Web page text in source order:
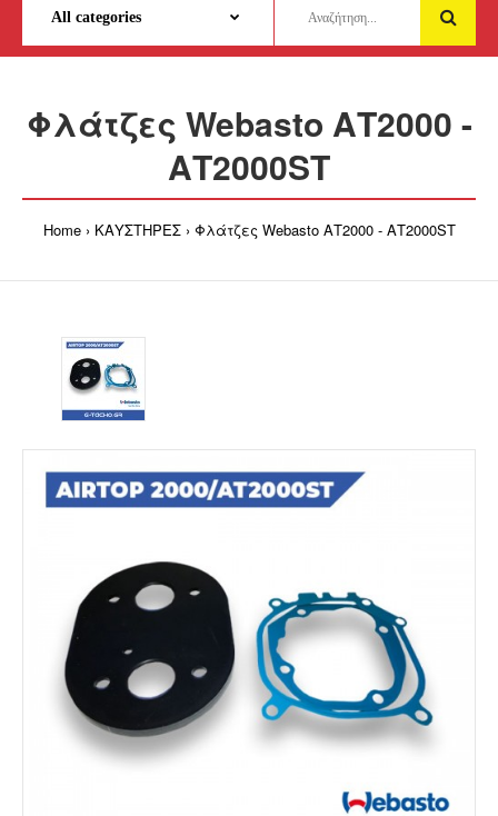
Φλάτζες Webasto ΑΤ2000 -
ΑΤ2000ST
Home ΚΑΥΣΤΗΡΕΣ Φλάτζες Webasto ΑΤ2000 - ΑΤ2000ST